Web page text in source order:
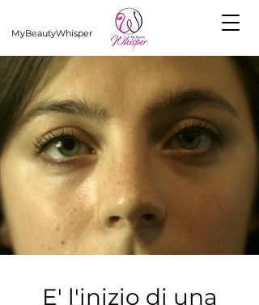
MyBeautyWhisper
E' l'inizio di una